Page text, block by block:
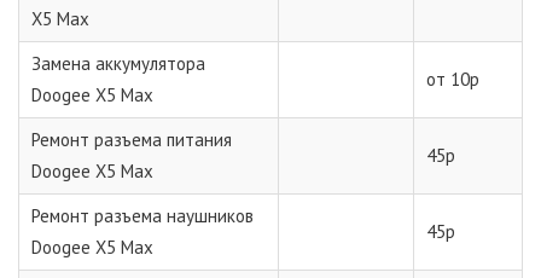
X5 Max
Замена аккумулятора
Doogee X5 Max
от 10р
Ремонт разъема питания
Doogee X5 Max
45р
Ремонт разъема наушников
Doogee X5 Max
45р